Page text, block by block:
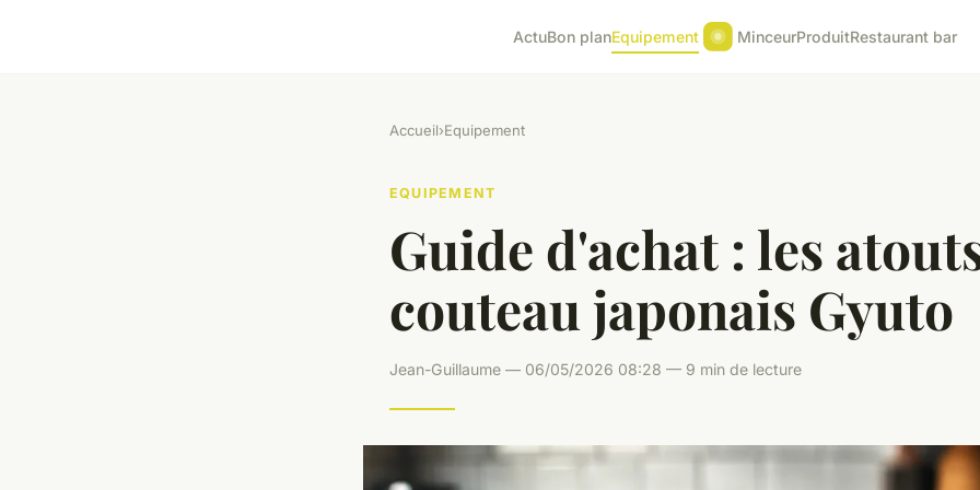
ActuBon planEquipement MinceurProduitRestaurant bar
Accueil›Equipement
EQUIPEMENT
Guide d'achat : les
couteau japonais Gyuto
Jean-Guillaume — 06/05/2026 08:28 — 9 min de lecture